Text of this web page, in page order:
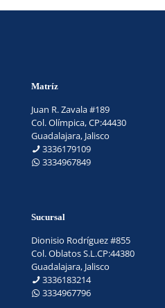
Matríz
Juan R. Zavala #189
Col. Olímpica, CP:44430
Guadalajara, Jalisco
3336179109
3334967849
Sucursal
Dionisio Rodríguez #855
Col. Oblatos S.L.CP:44380
Guadalajara, Jalisco
3336183214
3334967796